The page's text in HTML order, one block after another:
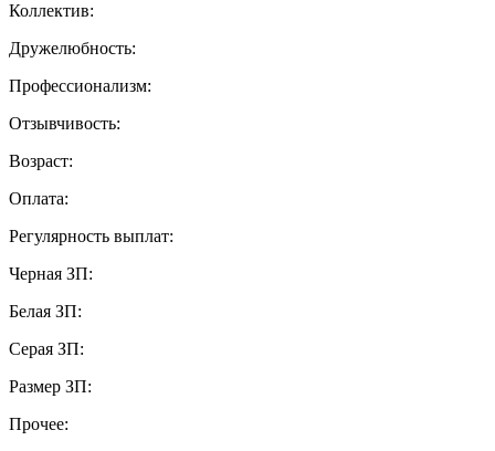
Коллектив:
Дружелюбность:
Профессионализм:
Отзывчивость:
Возраст:
Оплата:
Регулярность выплат:
Черная ЗП:
Белая ЗП:
Серая ЗП:
Размер ЗП:
Прочее: